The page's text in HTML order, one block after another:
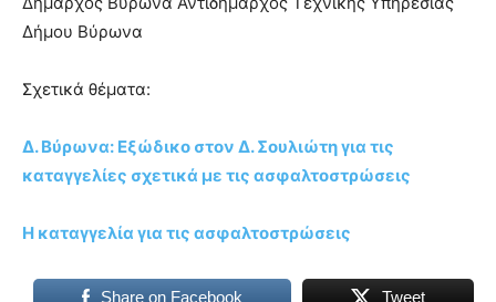
Δήμου Βύρωνα
Σχετικά θέματα:
Δ. Βύρωνα: Εξώδικο στον Δ. Σουλιώτη για τις
καταγγελίες σχετικά με τις ασφαλτοστρώσεις
Η καταγγελία για τις ασφαλτοστρώσεις
Share on Facebook Tweet